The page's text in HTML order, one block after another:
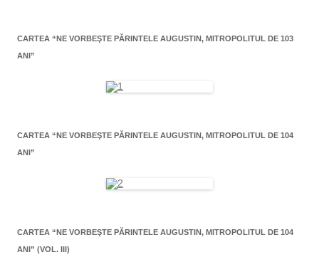
CARTEA “NE VORBEŞTE PĂRINTELE AUGUSTIN, MITROPOLITUL DE 103
ANI”
CARTEA “NE VORBEŞTE PĂRINTELE AUGUSTIN, MITROPOLITUL DE 104
ANI”
CARTEA “NE VORBEŞTE PĂRINTELE AUGUSTIN, MITROPOLITUL DE 104
ANI” (VOL. III)